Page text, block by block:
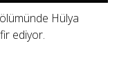
Hülya
ediyor.